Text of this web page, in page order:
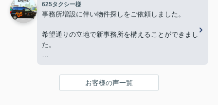
今後とも物件探しの際はよろしくお願いします。
625タクシー様
事務所増設に伴い物件探しをご依頼しました。
希望通りの立地で新事務所を構えることができまし
た。
お客様の声一覧